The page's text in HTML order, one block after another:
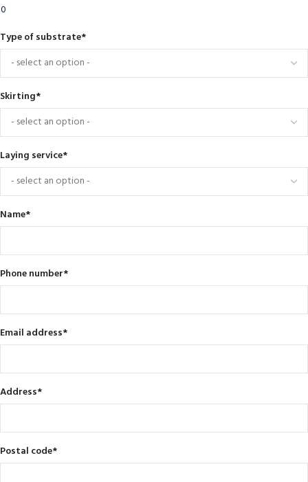
Type of substrate*
Skirting*
Laying service*
Name*
Phone number*
Email address*
Address*
Postal code*